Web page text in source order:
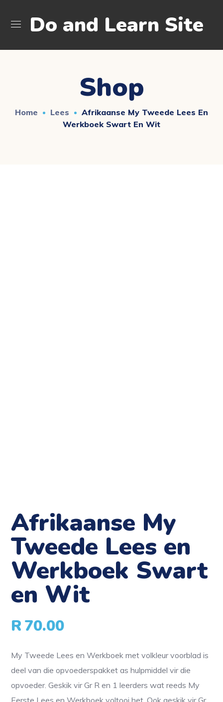
Do and Learn Site
Shop
Home Lees
Afrikaanse My Tweede Lees En
Werkboek Swart En Wit
Afrikaanse My
Tweede Lees en
Werkboek Swart
en Wit
R70.00
My Tweede Lees en Werkboek met volkleur voorblad is
deel van die opvoederspakket as hulpmiddel vir die
opvoeder. Geskik vir Gr R en 1 leerders wat reeds My